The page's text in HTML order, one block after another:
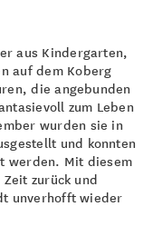
aus Kindergarten,
auf dem Koberg
die angebunden
zum Leben
wurden sie in
und konnten
werden. Mit diesem
zurück und
unverhofft wieder